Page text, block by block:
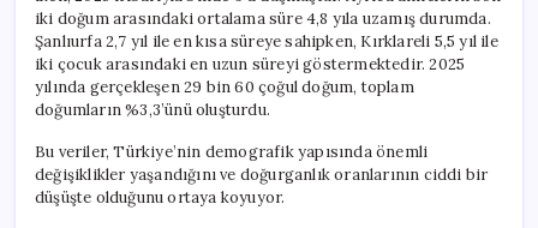
iki doğum arasındaki ortalama süre 4,8 yıla uzamış durumda.
Şanlıurfa 2,7 yıl ile en kısa süreye sahipken, Kırklareli 5,5 yıl ile
iki çocuk arasındaki en uzun süreyi göstermektedir. 2025
yılında gerçekleşen 29 bin 60 çoğul doğum, toplam
doğumların %3,3’ünü oluşturdu.
Bu veriler, Türkiye’nin demografik yapısında önemli
değişiklikler yaşandığını ve doğurganlık oranlarının ciddi bir
düşüşte olduğunu ortaya koyuyor.